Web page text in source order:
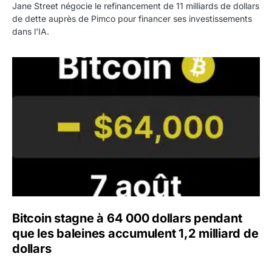
Jane Street négocie le refinancement de 11 milliards de dollars
de dette auprès de Pimco pour financer ses investissements
dans l'IA.
Bitcoin stagne à 64 000 dollars pendant que les
Bitcoin stagne à 64 000 dollars pendant
que les baleines accumulent 1,2 milliard de
dollars